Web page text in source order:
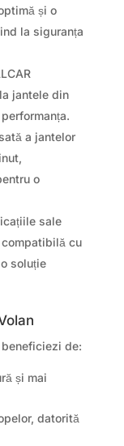
și o
la siguranța
jantele din
a jantelor
o
sale
cu
soluție
de:
și mai
datorită